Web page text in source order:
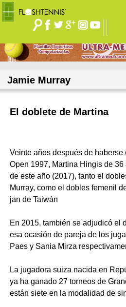
Jamie Murray
El doblete de Martina
Veinte años después de haberse
Open 1997, Martina Hingis de
de este año (2017), tanto el
Murray, como el dobles femenil
jan de Taiwán
En 2015, también se adjudicó el
esa ocasión de pareja de los
Paes y Sania Mirza
La jugadora suiza nacida en
ya ha ganado 27 torneos de
están siete en la modalidad de